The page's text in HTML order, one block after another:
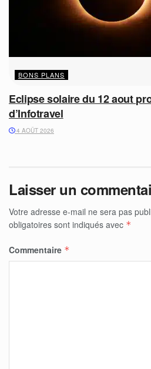
BONS PLANS
Eclipse solaire du 12 aout
d’Infotravel
4 AOÛT 2026
Laisser un
Votre adresse e-mail ne sera pas
obligatoires sont indiqués avec *
Commentaire *